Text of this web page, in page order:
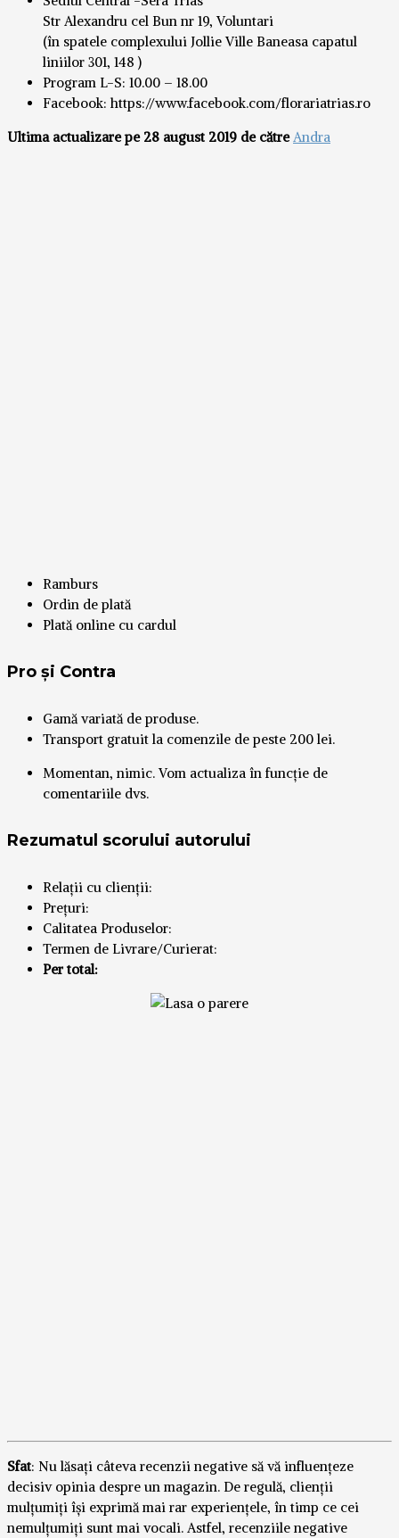
Str Alexandru cel Bun nr 19, Voluntari
(în spatele complexului Jollie Ville Baneasa capatul
liniilor 301, 148 )
Program L-S: 10.00 – 18.00
Facebook: https://www.facebook.com/florariatrias.ro
Ultima actualizare pe 28 august 2019 de către Andra
Ramburs
Ordin de plată
Plată online cu cardul
Pro și Contra
Gamă variată de produse.
Transport gratuit la comenzile de peste 200 lei.
Momentan, nimic. Vom actualiza în funcție de
comentariile dvs.
Rezumatul scorului autorului
Relații cu clienții:
Prețuri:
Calitatea Produselor:
Termen de Livrare/Curierat:
Per total:
Sfat: Nu lăsați câteva recenzii negative să vă influențeze
decisiv opinia despre un magazin. De regulă, clienții
mulțumiți își exprimă mai rar experiențele, în timp ce cei
nemulțumiți sunt mai vocali. Astfel, recenziile negative